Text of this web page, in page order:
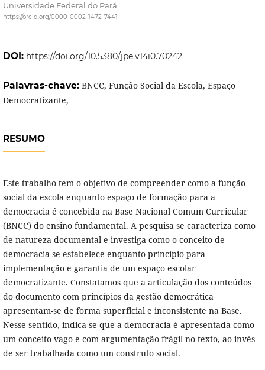
Universidade Federal do Pará
https://orcid.org/0000-0002-1472-7441
DOI: https://doi.org/10.5380/jpe.v14i0.70242
Palavras-chave: BNCC, Função Social da Escola, Espaço
Democratizante,
RESUMO
Este trabalho tem o objetivo de compreender como a função
social da escola enquanto espaço de formação para a
democracia é concebida na Base Nacional Comum Curricular
(BNCC) do ensino fundamental. A pesquisa se caracteriza como
de natureza documental e investiga como o conceito de
democracia se estabelece enquanto princípio para
implementação e garantia de um espaço escolar
democratizante. Constatamos que a articulação dos conteúdos
do documento com princípios da gestão democrática
apresentam-se de forma superficial e inconsistente na Base.
Nesse sentido, indica-se que a democracia é apresentada como
um conceito vago e com argumentação frágil no texto, ao invés
de ser trabalhada como um construto social.